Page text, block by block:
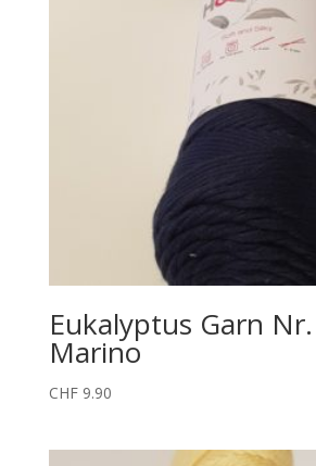
Eukalyptus Garn
Marino
CHF9.90